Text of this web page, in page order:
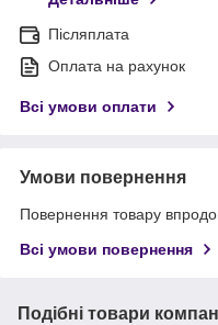
Післяплата
Оплата на рахунок
Всі умови оплати
Умови повернення
Повернення товару
Всі умови повернення
Подібні товари